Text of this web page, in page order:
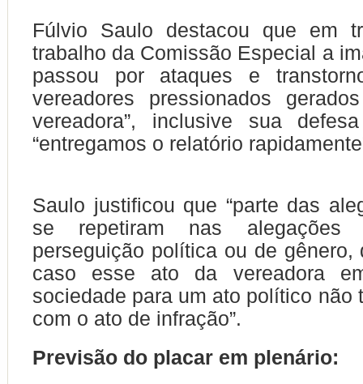
Fúlvio Saulo destacou que em
trabalho da Comissão Especial a
passou por ataques e
vereadores pressionados
vereadora”, inclusive sua
“entregamos o relatório
Saulo justificou que “parte das
se repetiram nas alegações
perseguição política ou de gênero,
caso esse ato da vereadora
sociedade para um ato político não
com o ato de infração”.
Previsão do placar em plenário: